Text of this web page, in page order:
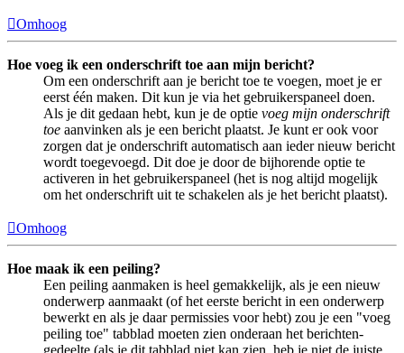
Omhoog
Hoe voeg ik een onderschrift toe aan mijn bericht?
Om een onderschrift aan je bericht toe te voegen, moet je er
eerst één maken. Dit kun je via het gebruikerspaneel doen.
Als je dit gedaan hebt, kun je de optie voeg mijn onderschrift
toe aanvinken als je een bericht plaatst. Je kunt er ook voor
zorgen dat je onderschrift automatisch aan ieder nieuw bericht
wordt toegevoegd. Dit doe je door de bijhorende optie te
activeren in het gebruikerspaneel (het is nog altijd mogelijk
om het onderschrift uit te schakelen als je het bericht plaatst).
Omhoog
Hoe maak ik een peiling?
Een peiling aanmaken is heel gemakkelijk, als je een nieuw
onderwerp aanmaakt (of het eerste bericht in een onderwerp
bewerkt en als je daar permissies voor hebt) zou je een "voeg
peiling toe" tabblad moeten zien onderaan het berichten-